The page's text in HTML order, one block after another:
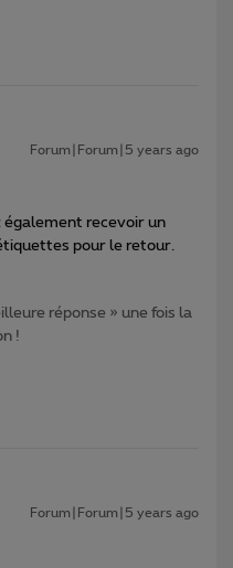
Forum|Forum|5 years ago
également recevoir un
pour le retour.
réponse » une fois la
!
Forum|Forum|5 years ago